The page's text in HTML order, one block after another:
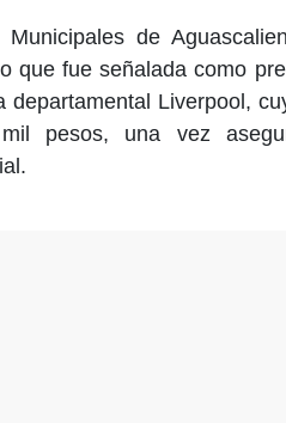
Municipales de
que fue señalada como
departamental Liverpool,
pesos, una vez